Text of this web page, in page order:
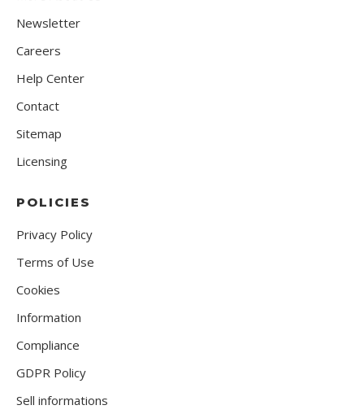
Newsletter
Careers
Help Center
Contact
Sitemap
Licensing
POLICIES
Privacy Policy
Terms of Use
Cookies
Information
Compliance
GDPR Policy
Sell informations